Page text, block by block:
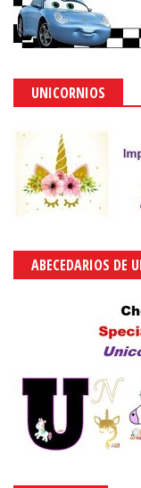
UNICORNIOS
ABECEDARIOS DE